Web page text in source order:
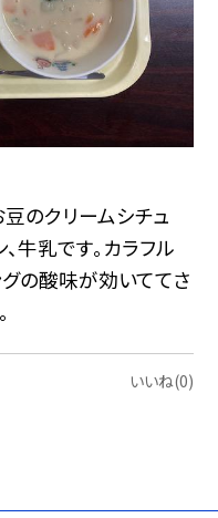
のクリームシチュ
牛乳です。カラフル
グの酸味が効いててさ
いいね(0)